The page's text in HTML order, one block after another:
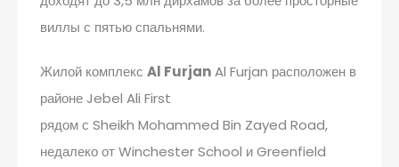
виллы с пятью спальнями.
Жилой комплекс Al FurjanAl Furjan расположен в
районе Jebel Ali First
рядом с Sheikh Mohammed Bin Zayed Road,
недалеко от Winchester School и Greenfield